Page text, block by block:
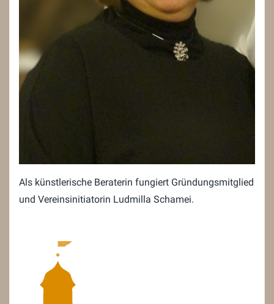
Als künstlerische Beraterin fungiert Gründungsmitglied
und Vereinsinitiatorin Ludmilla Schamei.